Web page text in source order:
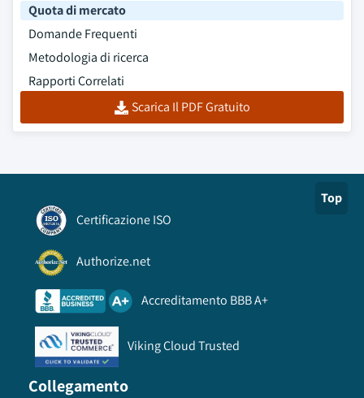
Quota di mercato
Domande Frequenti
Metodologia di ricerca
Rapporti Correlati
Scarica Il PDF Gratuito
Top
Certificazione ISO
Authorize.net
Accreditamento BBB A+
Viking Cloud Trusted
Collegamento